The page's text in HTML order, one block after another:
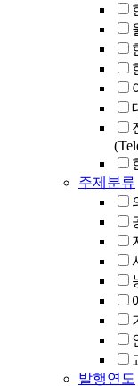
주제분류
발행연도